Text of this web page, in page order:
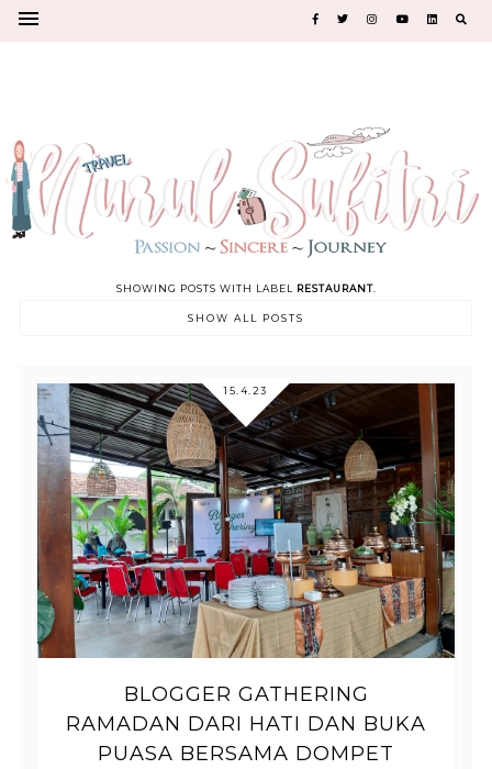
SHOWING POSTS WITH LABEL RESTAURANT.
SHOW ALL POSTS
15.4.23
BLOGGER GATHERING
RAMADAN DARI HATI DAN BUKA
PUASA BERSAMA DOMPET